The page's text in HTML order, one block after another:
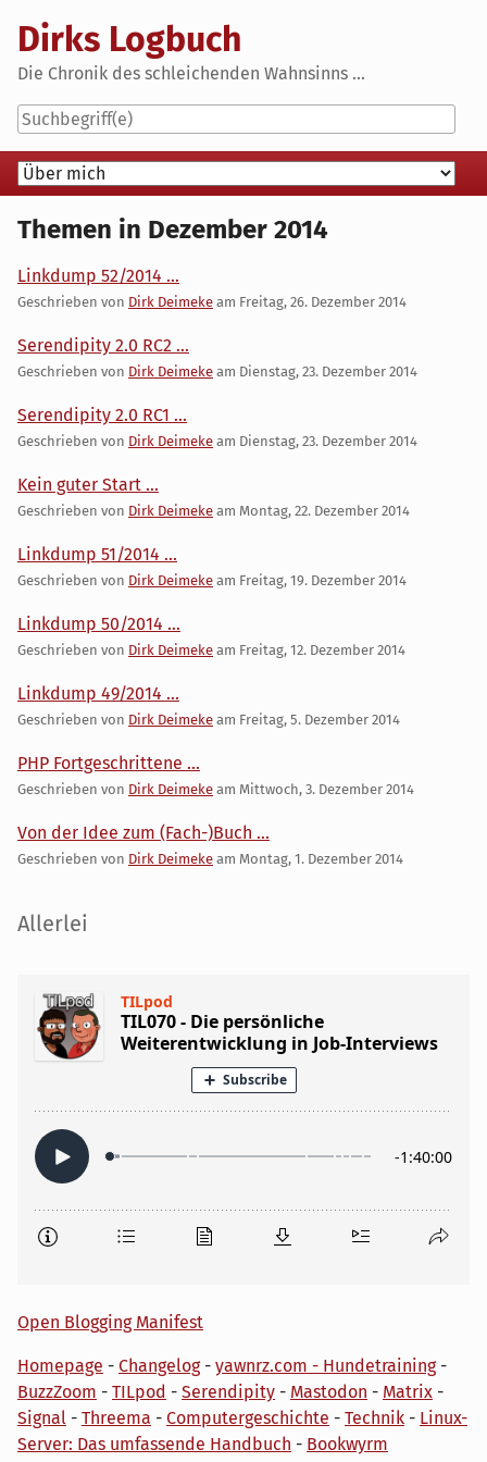
content
Dirks Logbuch
Die Chronik des schleichenden Wahnsinns ...
Navigation
Themen in Dezember 2014
Linkdump 52/2014 ...
Geschrieben von Dirk Deimeke am Freitag, 26. Dezember 2014
Serendipity 2.0 RC2 ...
Geschrieben von Dirk Deimeke am Dienstag, 23. Dezember 2014
Serendipity 2.0 RC1 ...
Geschrieben von Dirk Deimeke am Dienstag, 23. Dezember 2014
Kein guter Start ...
Geschrieben von Dirk Deimeke am Montag, 22. Dezember 2014
Linkdump 51/2014 ...
Geschrieben von Dirk Deimeke am Freitag, 19. Dezember 2014
Linkdump 50/2014 ...
Geschrieben von Dirk Deimeke am Freitag, 12. Dezember 2014
Linkdump 49/2014 ...
Geschrieben von Dirk Deimeke am Freitag, 5. Dezember 2014
PHP Fortgeschrittene ...
Geschrieben von Dirk Deimeke am Mittwoch, 3. Dezember 2014
Von der Idee zum (Fach-)Buch ...
Geschrieben von Dirk Deimeke am Montag, 1. Dezember 2014
Seitenleiste
Allerlei
Open Blogging Manifest
Homepage - Changelog- yawnrz.com - Hundetraining-
BuzzZoom - TILpod - Serendipity - Mastodon - Matrix -
Signal - Threema - Computergeschichte - Technik - Linux-
Server: Das umfassende Handbuch - Bookwyrm